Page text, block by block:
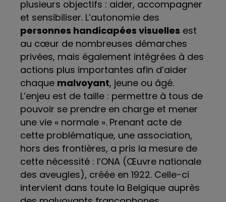
plusieurs objectifs : aider, accompagner
et sensibiliser. L’autonomie des
personnes handicapées visuelles est
au cœur de nombreuses démarches
privées, mais également intégrées à des
actions plus importantes afin d’aider
chaque malvoyant, jeune ou âgé.
L’enjeu est de taille : permettre à tous de
pouvoir se prendre en charge et mener
une vie « normale ». Prenant acte de
cette problématique, une association,
hors des frontières, a pris la mesure de
cette nécessité : l’ONA (Œuvre nationale
des aveugles), créée en 1922. Celle-ci
intervient dans toute la Belgique auprès